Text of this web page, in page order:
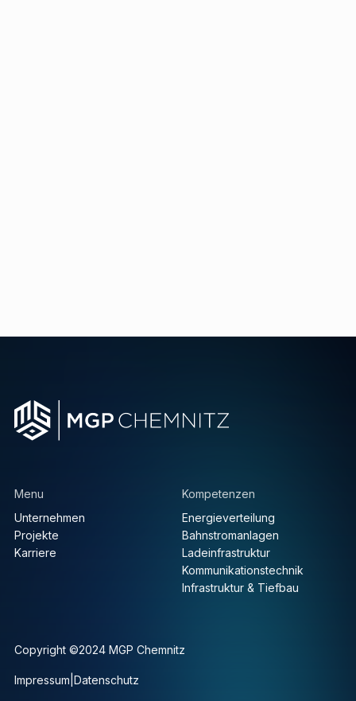
Menu
Unternehmen
Projekte
Karriere
Kompetenzen
Energieverteilung
Bahnstromanlagen
Ladeinfrastruktur
Kommunikationstechnik
Infrastruktur & Tiefbau
Copyright ©2024 MGP Chemnitz
Impressum Datenschutz